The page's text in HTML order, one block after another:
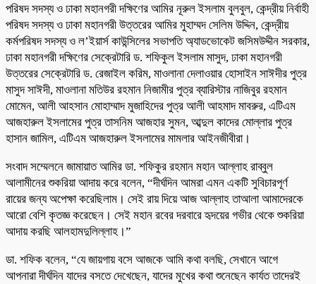
পরিষদ সদস্য ও ঢাকা মহানগরী দক্ষিণের আমির নূরুল ইসলাম বুলবুল, কেন্দ্রীয় নির্বাহী
পরিষদ সদস্য ও ঢাকা মহানগরী উত্তরের আমির মুহাম্মদ সেলিম উদ্দিন, কেন্দ্রীয়
কর্মপরিষদ সদস্য ও ল’ইয়ার্স কাউন্সিলের সভাপতি অ্যাডভোকেট জসিমউদ্দীন সরকার,
ঢাকা মহানগরী দক্ষিণের সেক্রেটারি ড. শফিকুল ইসলাম মাসুদ, ঢাকা মহানগরী
উত্তরের সেক্রেটারি ড. রেজাইল করিম, মাওলানা দেলাওয়ার হোসাইন সাঈদীর পুত্র
মাসুদ সাঈদী, মাওলানা মতিউর রহমান নিজামীর পুত্র ব্যারিস্টার নাজিবুর রহমান
মোমেন, আলী আহসান মোহাম্মাদ মুজাহিদের পুত্র আলী আহমাদ মাবরুর, এটিএম
আজহারুল ইসলামের পুত্র তাসনিম আজহার সুমন, আব্দুল কাদের মোল্লার পুত্র
হাসান জামিল, এটিএম আজহারুল ইসলামের মামলার আইনজীবীরা।
সংবাদ সম্মেলনে জামায়াত আমির ডা. শফিকুর রহমান মহান আল্লাহ রাব্বুল
আলামীনের শুকরিয়া আদায় করে বলেন, “দীর্ঘদিন আমরা এমন একটি সুবিচারপূর্ণ
রায়ের জন্য অপেক্ষা করেছিলাম। সেই রায় দিয়ে আজ আল্লাহ তাআলা আমাদেরকে
আরো বেশি কৃতজ্ঞ করেছেন। সেই মহান রবের দরবারে হৃদয়ের গভীর থেকে শুকরিয়া
আদায় করছি আলহামদুলিল্লাহ।”
ডা. শফিক বলেন, “যে জায়গায় বসে আজকে আমি কথা বলছি, সেখানে আগে
আপনারা দীর্ঘদিন যাদের বসতে দেখেছেন, যাদের মুখের কথা শুনেছেন কার্যত তাদেরই